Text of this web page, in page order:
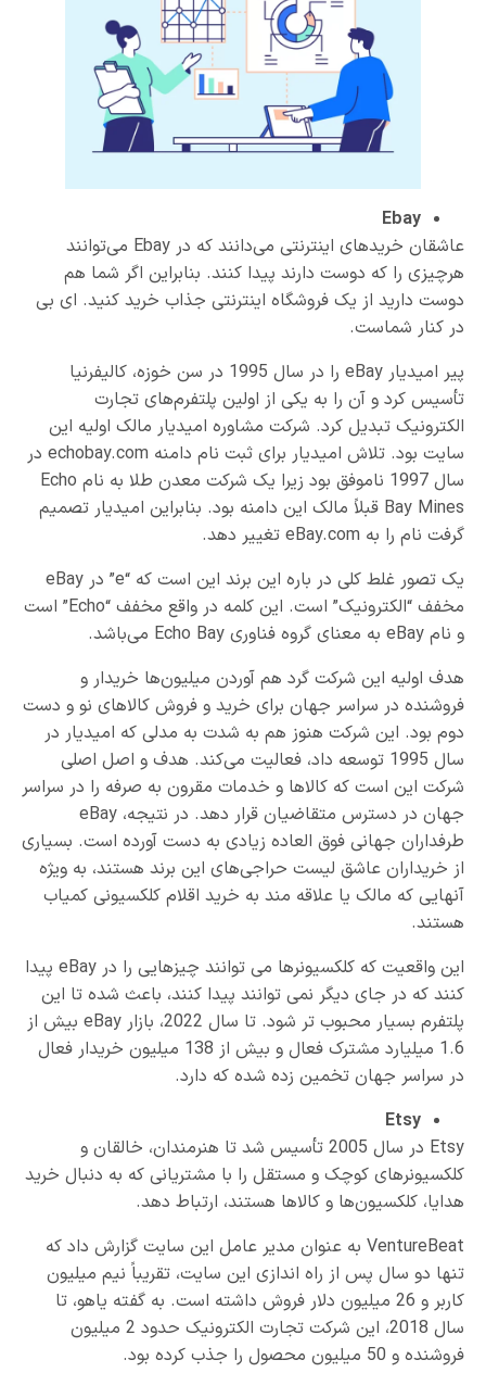
Ebay
عاشقان خریدهای اینترنتی می‌دانند که در Ebay می‌توانند
هرچیزی را که دوست دارند پیدا کنند. بنابراین اگر شما هم
دوست دارید از یک فروشگاه اینترنتی جذاب خرید کنید. ای بی
در کنار شماست.
پیر امیدیار eBay را در سال 1995 در سن خوزه، کالیفرنیا
تأسیس کرد و آن را به یکی از اولین پلتفرم‌های تجارت
الکترونیک تبدیل کرد. شرکت مشاوره امیدیار مالک اولیه این
سایت بود. تلاش امیدیار برای ثبت نام دامنه echobay.com در
سال 1997 ناموفق بود زیرا یک شرکت معدن طلا به نام Echo
Bay Mines قبلاً مالک این دامنه بود. بنابراین امیدیار تصمیم
گرفت نام را به eBay.com تغییر دهد.
یک تصور غلط کلی در باره این برند این است که “e” در eBay
مخفف “الکترونیک” است. این کلمه در واقع مخفف “Echo” است
و نام eBay به معنای گروه فناوری Echo Bay می‌باشد.
هدف اولیه این شرکت گرد هم آوردن میلیون‌ها خریدار و
فروشنده در سراسر جهان برای خرید و فروش کالاهای نو و دست
دوم بود. این شرکت هنوز هم به شدت به مدلی که امیدیار در
سال 1995 توسعه داد، فعالیت می‌کند. هدف و اصل اصلی
شرکت این است که کالاها و خدمات مقرون به صرفه را در سراسر
جهان در دسترس متقاضیان قرار دهد. در نتیجه، eBay
طرفداران جهانی فوق العاده زیادی به دست آورده است. بسیاری
از خریداران عاشق لیست حراجی‌های این برند هستند، به ویژه
آنهایی که مالک یا علاقه مند به خرید اقلام کلکسیونی کمیاب
هستند.
این واقعیت که کلکسیونرها می توانند چیزهایی را در eBay پیدا
کنند که در جای دیگر نمی توانند پیدا کنند، باعث شده تا این
پلتفرم بسیار محبوب تر شود. تا سال 2022، بازار eBay بیش از
1.6 میلیارد مشترک فعال و بیش از 138 میلیون خریدار فعال
در سراسر جهان تخمین زده شده که دارد.
Etsy
Etsy در سال 2005 تأسیس شد تا هنرمندان، خالقان و
کلکسیونرهای کوچک و مستقل را با مشتریانی که به دنبال خرید
هدایا، کلکسیون‌ها و کالاها هستند، ارتباط دهد.
VentureBeat به عنوان مدیر عامل این سایت گزارش داد که
تنها دو سال پس از راه اندازی این سایت، تقریباً نیم میلیون
کاربر و 26 میلیون دلار فروش داشته است. به گفته یاهو، تا
سال 2018، این شرکت تجارت الکترونیک حدود 2 میلیون
فروشنده و 50 میلیون محصول را جذب کرده بود.